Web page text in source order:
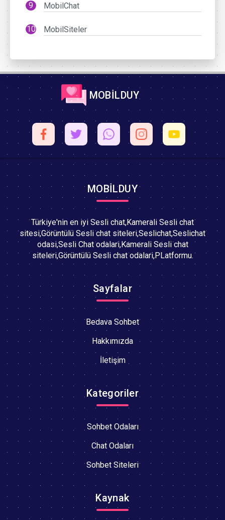
MobilChat
MobilSiteler
MOBİLDUY
MOBİLDUY
Türkiye'nin en iyi Sesli chat,Kamerali Sesli chat
sitesi,Görüntülü Sesli chat siteleri,Seslichat,Seslichat
odasi,Sesli Chat odalari,Kamerali Sesli chat
siteleri,Görüntülü Sesli chat odalari,PLatformu.
Sayfalar
Bedava Sohbet
Hakkımızda
İletişim
Kategoriler
Sohbet Odaları
Chat Odaları
Sohbet Siteleri
Kaynak